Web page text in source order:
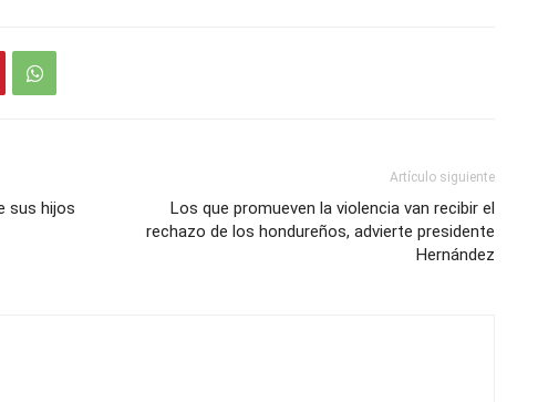
sus hijos
Artículo siguiente
Los que promueven la violencia van recibir el
rechazo de los hondureños, advierte presidente
Hernández